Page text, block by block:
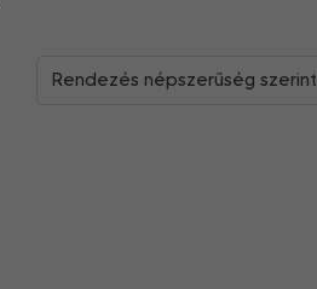
Rendezés népszerűség szerint